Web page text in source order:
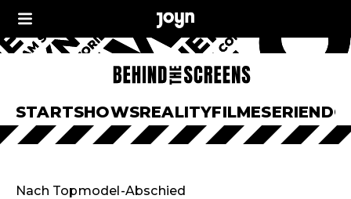
STARTSHOWSREALITYFILMESERIEN
Nach Topmodel-Abschied